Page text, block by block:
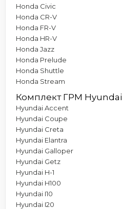
Honda Civic
Honda CR-V
Honda FR-V
Honda HR-V
Honda Jazz
Honda Prelude
Honda Shuttle
Honda Stream
Комплект ГРМ Hyundai
Hyundai Accent
Hyundai Coupe
Hyundai Creta
Hyundai Elantra
Hyundai Galloper
Hyundai Getz
Hyundai H-1
Hyundai H100
Hyundai I10
Hyundai I20